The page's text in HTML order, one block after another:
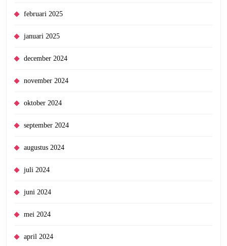
februari 2025
januari 2025
december 2024
november 2024
oktober 2024
september 2024
augustus 2024
juli 2024
juni 2024
mei 2024
april 2024